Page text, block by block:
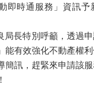
即時通服務」資訊
長特別呼籲，透過申
能有效強化不動產權
簡訊，趕緊來申請該